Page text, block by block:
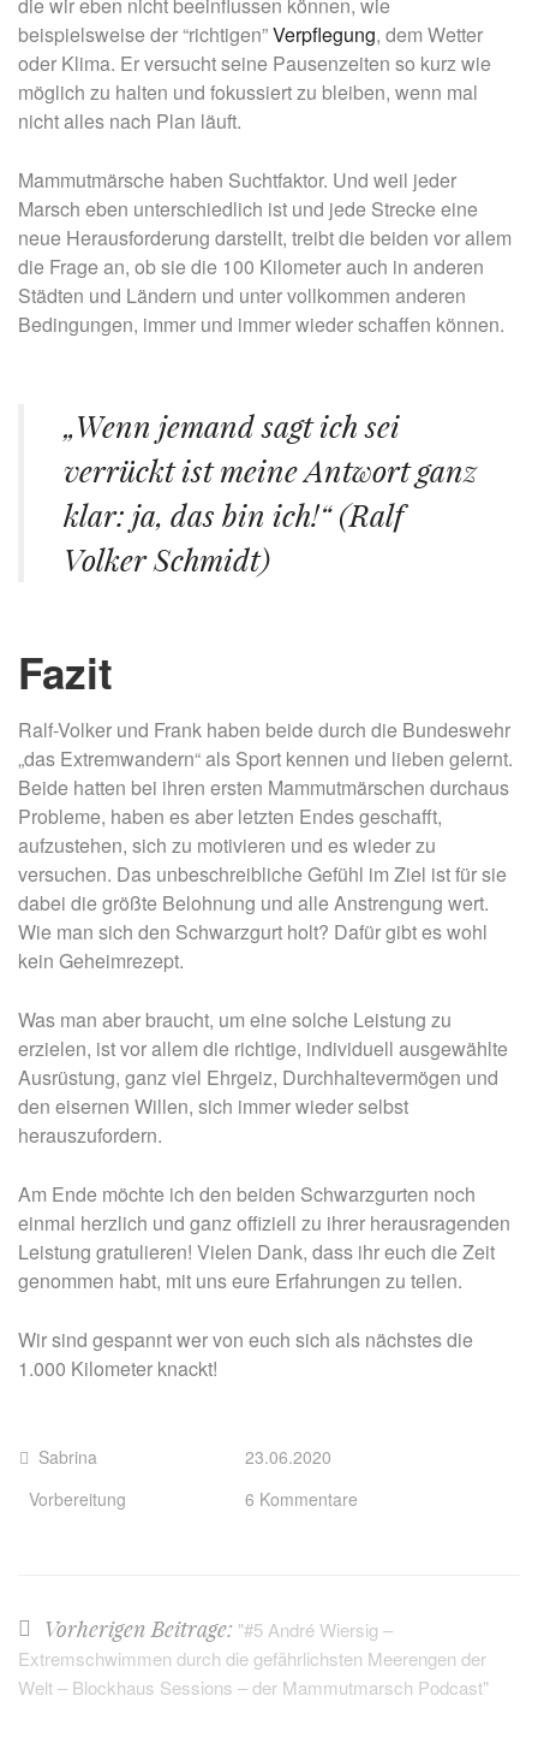
beispielsweise der “richtigen”Verpflegung, dem Wetter
oder Klima. Er versucht seine Pausenzeiten so kurz wie
möglich zu halten und fokussiert zu bleiben, wenn mal
nicht alles nach Plan läuft.
Mammutmärsche haben Suchtfaktor. Und weil jeder
Marsch eben unterschiedlich ist und jede Strecke eine
neue Herausforderung darstellt, treibt die beiden vor allem
die Frage an, ob sie die 100 Kilometer auch in anderen
Städten und Ländern und unter vollkommen anderen
Bedingungen, immer und immer wieder schaffen können.
„Wenn jemand sagt ich sei
verrückt ist meine Antwort ganz
klar: ja, das bin ich!“ (Ralf
Volker Schmidt)
Fazit
Ralf-Volker und Frank haben beide durch die Bundeswehr
„das Extremwandern“ als Sport kennen und lieben gelernt.
Beide hatten bei ihren ersten Mammutmärschen durchaus
Probleme, haben es aber letzten Endes geschafft,
aufzustehen, sich zu motivieren und es wieder zu
versuchen. Das unbeschreibliche Gefühl im Ziel ist für sie
dabei die größte Belohnung und alle Anstrengung wert.
Wie man sich den Schwarzgurt holt? Dafür gibt es wohl
kein Geheimrezept.
Was man aber braucht, um eine solche Leistung zu
erzielen, ist vor allem die richtige, individuell ausgewählte
Ausrüstung, ganz viel Ehrgeiz, Durchhaltevermögen und
den eisernen Willen, sich immer wieder selbst
herauszufordern.
Am Ende möchte ich den beiden Schwarzgurten noch
einmal herzlich und ganz offiziell zu ihrer herausragenden
Leistung gratulieren! Vielen Dank, dass ihr euch die Zeit
genommen habt, mit uns eure Erfahrungen zu teilen.
Wir sind gespannt wer von euch sich als nächstes die
1.000 Kilometer knackt!
Sabrina
Vorbereitung
23.06.2020
6 Kommentare
Vorherigen Beitrage: "#5 André Wiersig –
Extremschwimmen durch die gefährlichsten Meerengen der
Welt – Blockhaus Sessions – der Mammutmarsch Podcast"